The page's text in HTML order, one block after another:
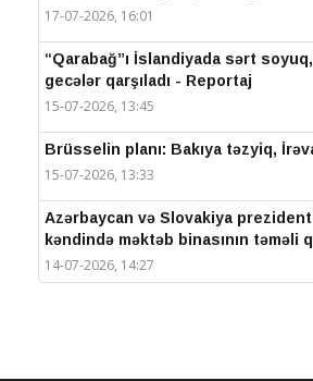
17-07-2026, 16:01
“Qarabağ”ı İslandiyada sərt
gecələr qarşıladı - Reportaj
15-07-2026, 13:45
Brüsselin planı: Bakıya təzyiq,
15-07-2026, 13:33
Azərbaycan və Slovakiya
kəndində məktəb binasının təməli
14-07-2026, 14:27
Prezidentlər Şuşada mətbuata